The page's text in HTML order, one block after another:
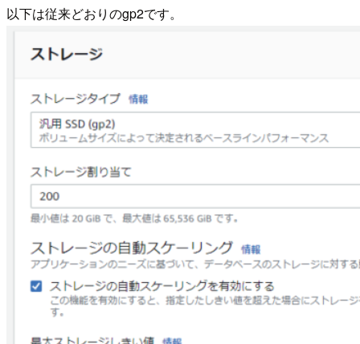
以下は従来どおりのgp2です。